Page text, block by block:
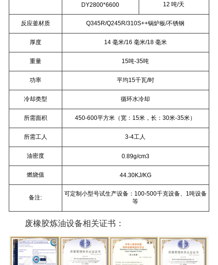
DY2800*6600 12 吨/天
反应釜材质 Q345R/Q245R/310S++锅炉板/不锈钢
厚度 14 毫米/16 毫米/18 毫米
重量 15吨-35吨
功率 平均15千瓦/时
冷却类型 循环水冷却
所需面积 450-600平方米（宽：15米，长：30米-35米）
所需工人 3-4工人
油密度 0.89g/cm3
燃烧值 44.30KJ/KG
备注:
可定制小型号试生产设备：100-500千克设备、1吨设备
等
废橡胶炼油设备相关证书：